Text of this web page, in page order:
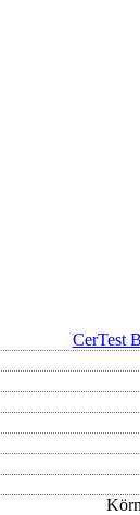
CerTest